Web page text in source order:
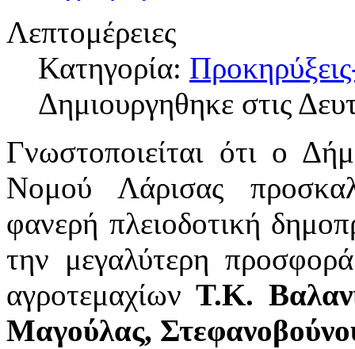
Λεπτομέρειες
Κατηγορία:
Δημιουργηθηκε στις
Γνωστοποιείται ότι ο
Νομού Λάρισας
φανερή πλειοδοτική
την μεγαλύτερη
αγροτεμαχίωνΤ.Κ.
Μαγούλας,